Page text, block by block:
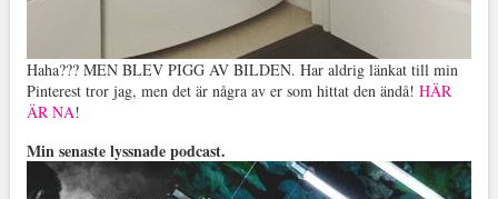
Haha??? MEN BLEV PIGG AV BILDEN. Har aldrig länkat till min
Pinterest tror jag, men det är några av er som hittat den ändå! HÄR
ÄR NA!
Min senaste lyssnade podcast.